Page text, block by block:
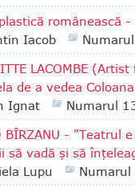
românească
Iacob
LACOMBE
de a vedea
Ignat
Numarul
BÎRZANU - "Teatrul
să vadă şi să
Lupu